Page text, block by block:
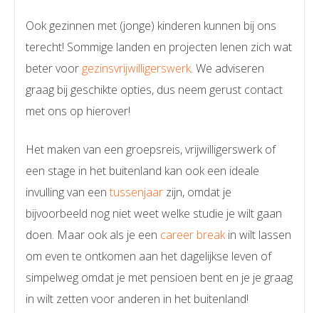
Ook gezinnen met (jonge) kinderen kunnen bij ons
terecht! Sommige landen en projecten lenen zich wat
beter voor gezinsvrijwilligerswerk. We adviseren
graag bij geschikte opties, dus neem gerust contact
met ons op hierover!
Het maken van een groepsreis, vrijwilligerswerk of
een stage in het buitenland kan ook een ideale
invulling van een tussenjaar zijn, omdat je
bijvoorbeeld nog niet weet welke studie je wilt gaan
doen. Maar ook als je een career breakin wilt lassen
om even te ontkomen aan het dagelijkse leven of
simpelweg omdat je met pensioen bent en je je graag
in wilt zetten voor anderen in het buitenland!